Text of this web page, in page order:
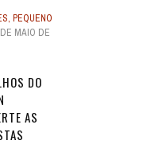
, PEQUENO
MAIO DE
DO
AS